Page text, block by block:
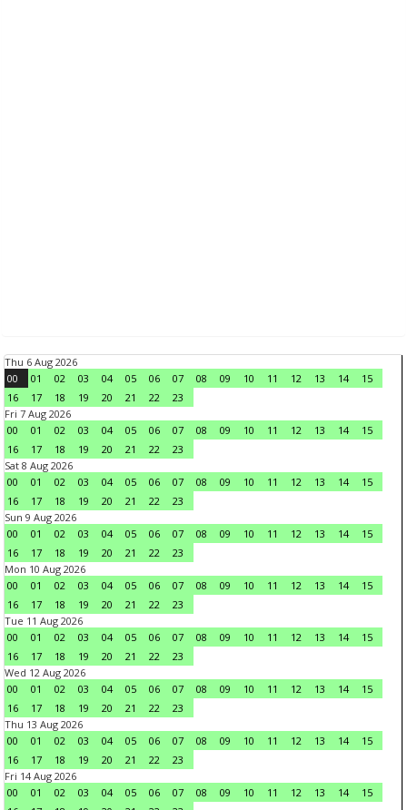
Thu 6 Aug 2026
00
01 02 03 04 05 06 07 08 09 10 11 12 13 14
15
16
17 18 19 20 21 22
23
Fri 7 Aug 2026
00
01 02 03 04 05 06 07 08 09 10 11 12 13 14
15
16
17 18 19 20 21 22
23
Sat 8 Aug 2026
00
01 02 03 04 05 06 07 08 09 10 11 12 13 14
15
16
17 18 19 20 21 22
23
Sun 9 Aug 2026
00
01 02 03 04 05 06 07 08 09 10 11 12 13 14
15
16
17 18 19 20 21 22
23
Mon 10 Aug 2026
00
01 02 03 04 05 06 07 08 09 10 11 12 13 14
15
16
17 18 19 20 21 22
23
Tue 11 Aug 2026
00
01 02 03 04 05 06 07 08 09 10 11 12 13 14
15
16
17 18 19 20 21 22
23
Wed 12 Aug 2026
00
01 02 03 04 05 06 07 08 09 10 11 12 13 14
15
16
17 18 19 20 21 22
23
Thu 13 Aug 2026
00
01 02 03 04 05 06 07 08 09 10 11 12 13 14
15
16
17 18 19 20 21 22
23
Fri 14 Aug 2026
00
01 02 03 04 05 06 07 08 09 10 11 12 13 14
15